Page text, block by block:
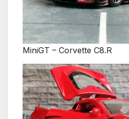
MiniGT – Corvette C8.R